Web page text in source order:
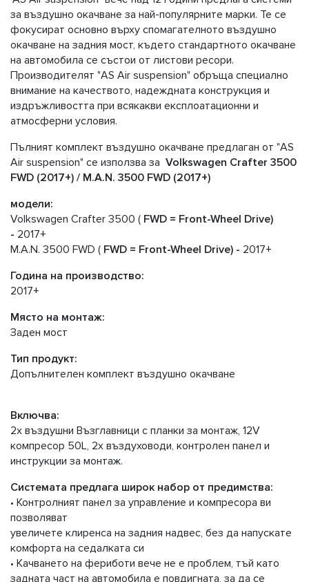
за въздушно окачване за най-популярните марки. Те се
фокусират основно върху спомагателното въздушно
окачване на задния мост, където стандартното окачване
на автомобила се състои от листови ресори.
Производителят "AS Air suspension" обръща специално
внимание на качеството, надеждната конструкция и
издръжливостта при всякакви експлоатационни и
атмосферни условия.
Пълният комплект въздушно окачване предлаган от "AS
Air suspension" се използва за Volkswagen Crafter 3500
FWD (2017+) / M.A.N. 3500 FWD (2017+)
модели:
Volkswagen Crafter 3500 ( FWD = Front-Wheel Drive)
- 2017+
M.A.N. 3500 FWD ( FWD = Front-Wheel Drive) - 2017+
Година на производство:
2017+
Място на монтаж:
Заден мост
Тип продукт:
Допълнителен комплект въздушно окачване
Включва:
2x въздушни Възглавници с планки за монтаж, 12V
компресор 50L, 2x въздуховоди, контролен панел и
инструкции за монтаж.
Системата предлага широк набор от предимства:
• Контролният панел за управление и компресора ви
позволяват
увеличете клиренса на задния надвес, без да напускате
комфорта на седалката си
• Качването на фериботи вече не е проблем, тъй като
задната част на автомобила е повдигната, за да се